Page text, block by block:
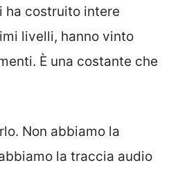
ha costruito intere
livelli, hanno vinto
È una costante che
Non abbiamo la
la traccia audio